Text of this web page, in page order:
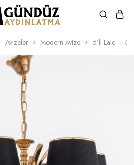
Avizeler Modern Avize 6’lı Lale –